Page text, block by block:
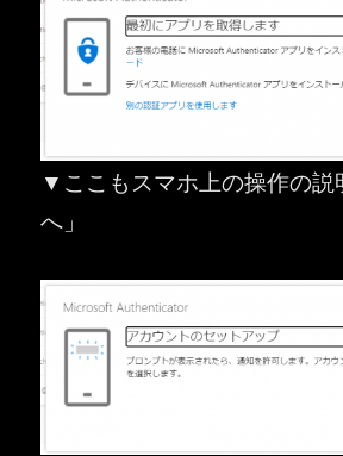
▼ここもスマホ上の操作の説
へ」